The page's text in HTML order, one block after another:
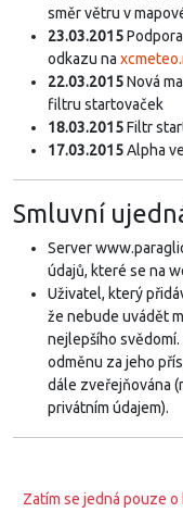
směr větru v
23.03.2015
odkazu na
22.03.2015Nová
filtru startovaček
18.03.2015Filtr
17.03.2015Alpha
Smluvní
Server
údajů, které se na
Uživatel, který
že nebude uvádět
nejlepšího
odměnu za jeho
dále zveřejňována
privátním údajem).
Zatím se jedná pouze